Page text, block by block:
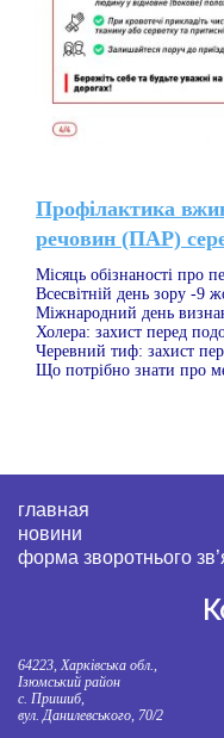
Профілактика
речовин (ПАР)
Місяць обізнаності про
Всесвітній день зору -9
Міжнародний день
Холера: захист перед
Черевний тиф: захист
Що потрібно знати про
главная
новини
форма зворотнього
64223, Харківська обл.,
Ізюмський район
с. Пришиб,
вул. Данилевського, 70/2